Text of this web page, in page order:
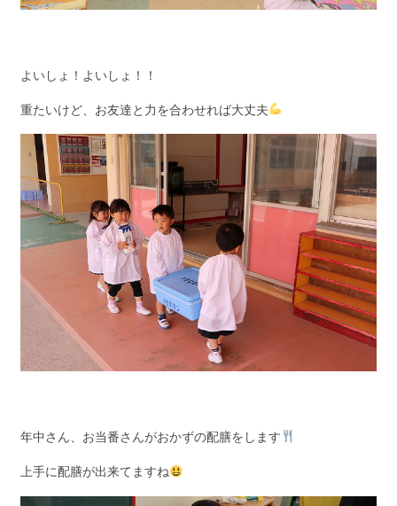
よいしょ！よいしょ！！
重たいけど、お友達と力を合わせれば大丈夫
年中さん、お当番さんがおかずの配膳をします
上手に配膳が出来てますね